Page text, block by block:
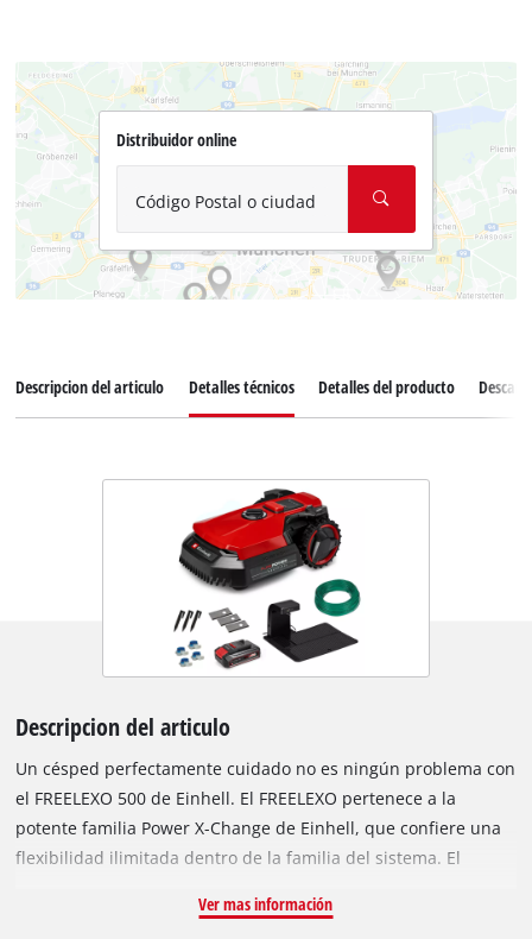
Distribuidor online
Código Postal o ciudad
Descripcion del articulo Detalles técnicos Detalles del producto
Descripcion del articulo
Un césped perfectamente cuidado no es ningún problema con
el FREELEXO 500 de Einhell. El FREELEXO pertenece a la
potente familia Power X-Change de Einhell, que confiere una
flexibilidad ilimitada dentro de la familia del sistema. El
los programas de corte Multi-Area, Spot Mowing y Second-
Ver mas información